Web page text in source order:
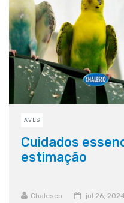
AVES
Cuidados
estimação
Chalesco jul 26, 2024